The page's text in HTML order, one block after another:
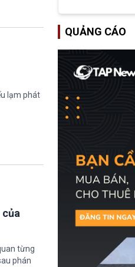
lạm phát
của
từng
phán
QUẢNG CÁO